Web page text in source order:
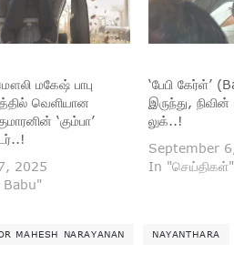
மகேஷ் பாபு
வெளியான
‘கும்பா’
2025
Babu"
‘பேபி கேர்ள்’
இருந்து, நிவின்
லுக்..!
September
In "செய்திகள்"
MAHESH NARAYANAN NAYANTHARA